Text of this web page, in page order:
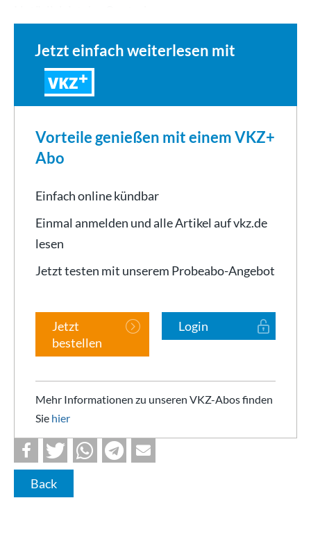
Jetzt einfach weiterlesen mit
VKZ
Vorteile genießen mit einem VKZ+
Abo
Einfach online kündbar
Einmal anmelden und alle Artikel auf vkz.de
lesen
Jetzt testen mit unserem Probeabo-Angebot
Jetzt
bestellen
Login
Mehr Informationen zu unseren VKZ-Abos finden
Sie hier
Back